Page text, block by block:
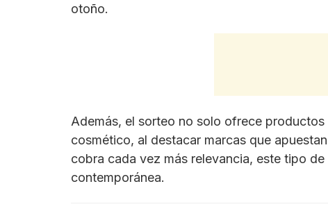
otoño.
Además, el sorteo no solo ofrece
cosmético, al destacar marcas que
cobra cada vez más relevancia, este tipo
contemporánea.